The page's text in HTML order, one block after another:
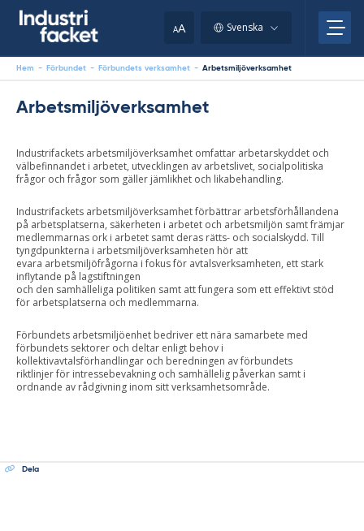
AA Svenska
Hem - Förbundet - Förbundets verksamhet - Arbetsmiljöverksamhet
Arbetsmiljöverksamhet
Industrifackets arbetsmiljöverksamhet omfattar arbetarskyddet och
välbefinnandet i arbetet, utvecklingen av arbetslivet, socialpolitiska
frågor och frågor som gäller jämlikhet och likabehandling.
Industrifackets arbetsmiljöverksamhet förbättrar arbetsförhållandena
på arbetsplatserna, säkerheten i arbetet och arbetsmiljön samt främjar
medlemmarnas ork i arbetet samt deras rätts- och socialskydd. Till
tyngdpunkterna i arbetsmiljöverksamheten hör att
evara arbetsmiljöfrågorna i fokus för avtalsverksamheten, ett stark
inflytande på lagstiftningen
och den samhälleliga politiken samt att fungera som ett effektivt stöd
för arbetsplatserna och medlemmarna.
Förbundets arbetsmiljöenhet bedriver ett nära samarbete med
förbundets sektorer och deltar enligt behov i
kollektivavtalsförhandlingar och beredningen av förbundets
riktlinjer för intressebevakning och samhällelig påverkan samt i
ordnande av rådgivning inom sitt verksamhetsområde.
Dela